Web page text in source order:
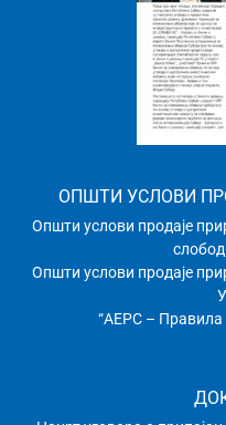
ОПШТИ УСЛОВИ
Општи услови продаје
Општи услови продаје
“АЕРС – Правила